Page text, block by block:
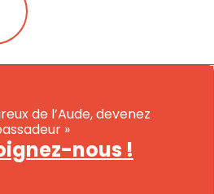
de l’Aude, devenez
»
nous !